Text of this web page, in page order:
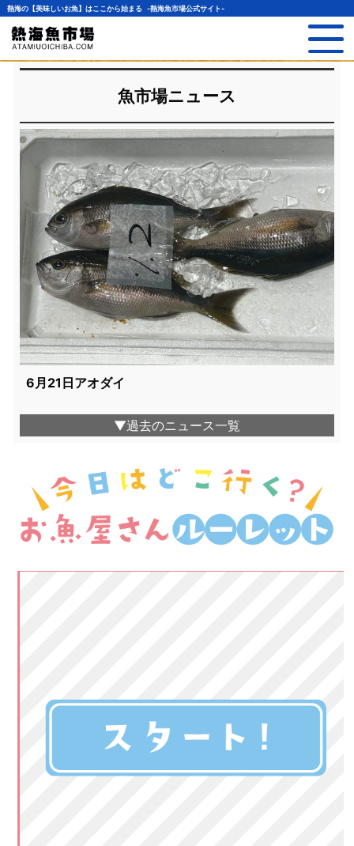
熱海の【美味しいお魚】はここから始まる -熱海魚市場公式サイト-
魚市場ニュース
6月21日アオダイ
▼過去のニュース一覧